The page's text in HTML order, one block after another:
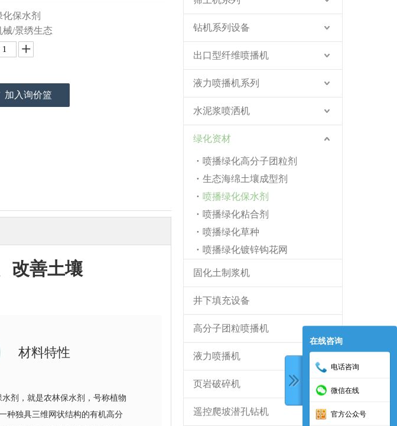
化保水剂
械/景绣生态
加入询价篮
改善土壤
材料特性
剂，就是农林保水剂，号称植物
种独具三维网状结构的有机高分
钻机系列设备
出口型纤维喷播机
液力喷播机系列
水泥浆喷洒机
绿化资材
喷播绿化高分子团粒剂
生态海绵土壤成型剂
喷播绿化保水剂
喷播绿化粘合剂
喷播绿化草种
喷播绿化镀锌钩花网
固化土制浆机
井下填充设备
高分子团粒喷播机
液力喷播机
页岩破碎机
遥控爬坡潜孔钻机
在线咨询
电话咨询
微信在线
官方公众号